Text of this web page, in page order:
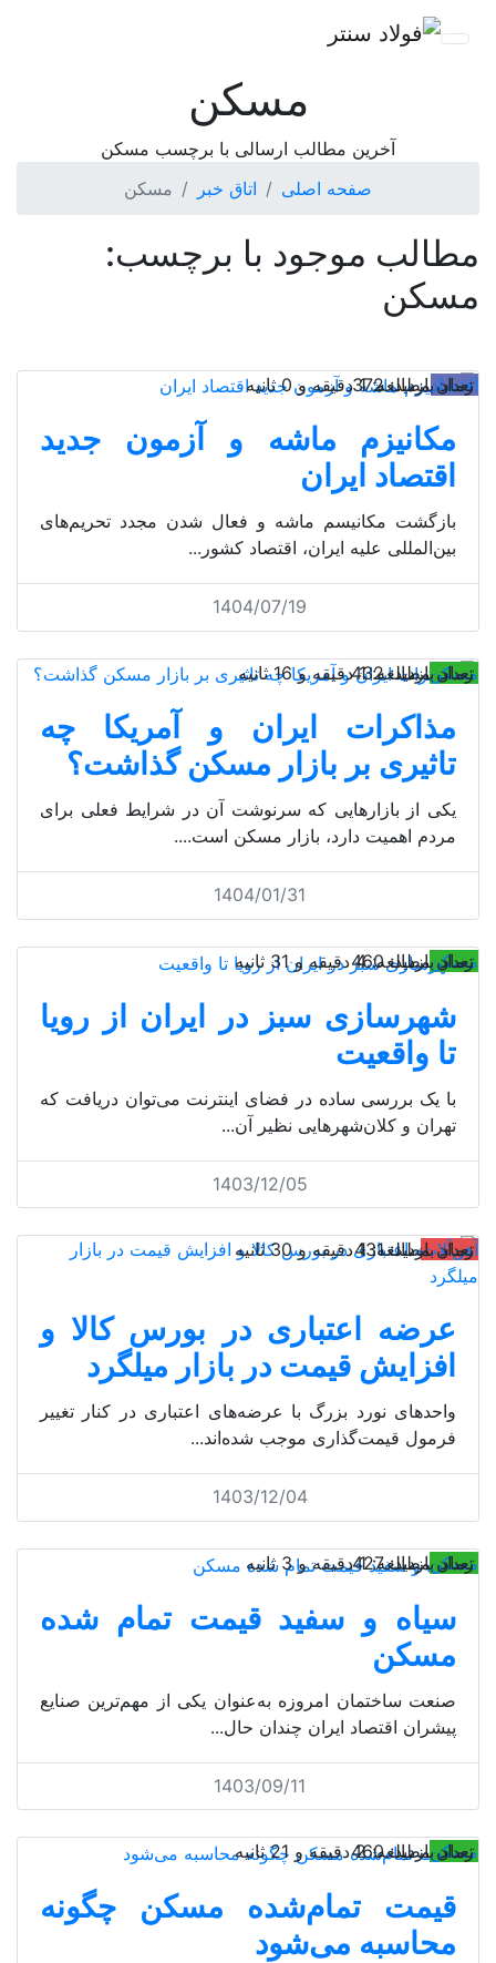
مسکن
آخرین مطالب ارسالی با برچسب مسکن
صفحه اصلی
اتاق خبر مسکن
مطالب موجود با برچسب:
مسکن
اقتصاد
زمان مطالعه: 1 دقیقه و 0 ثانیه
تعداد بازدید: 372
مکانیزم ماشه و آزمون جدید
اقتصاد ایران
بازگشت مکانیسم ماشه و فعال شدن مجدد تحریم‌های
بین‌المللی علیه ایران، اقتصاد کشور...
1404/07/19
مسکن
زمان مطالعه: 1 دقیقه و 16 ثانیه
تعداد بازدید: 432
مذاکرات ایران و آمریکا چه
تاثیری بر بازار مسکن گذاشت؟
یکی از بازارهایی که سرنوشت آن در شرایط فعلی برای
مردم اهمیت دارد، بازار مسکن است....
1404/01/31
مسکن
زمان مطالعه: 4 دقیقه و 31 ثانیه
تعداد بازدید: 460
شهرسازی سبز در ایران از رویا
تا واقعیت
با یک بررسی ساده در فضای اینترنت می‌توان دریافت که
تهران و کلان‌شهرهایی نظیر آن...
1403/12/05
آهن‌آلات
زمان مطالعه: 1 دقیقه و 30 ثانیه
تعداد بازدید: 431
عرضه اعتباری در بورس کالا و
افزایش قیمت در بازار میلگرد
واحدهای نورد بزرگ با عرضه‏‏‌های اعتباری در کنار تغییر
فرمول قیمت‌گذاری موجب شده‏‏‌اند...
1403/12/04
مسکن
زمان مطالعه: 1 دقیقه و 3 ثانیه
تعداد بازدید: 427
سیاه و سفید قیمت تمام شده
مسکن
صنعت ساختمان امروزه به‌عنوان یکی از مهم‌ترین صنایع
پیشران اقتصاد ایران چندان حال...
1403/09/11
مسکن
زمان مطالعه: 2 دقیقه و 21 ثانیه
تعداد بازدید: 460
قیمت تمام‏‏‌شده مسکن چگونه
محاسبه می‌شود